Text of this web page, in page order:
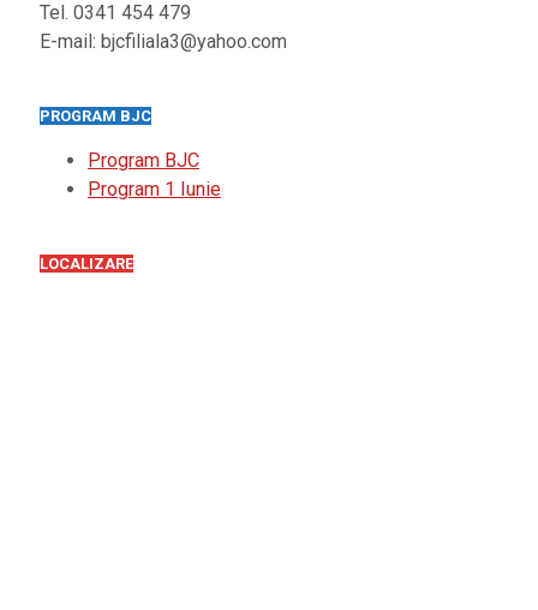
Tel. 0341 454 479
E-mail: bjcfiliala3@yahoo.com
PROGRAM BJC
Program BJC
Program 1 Iunie
LOCALIZARE